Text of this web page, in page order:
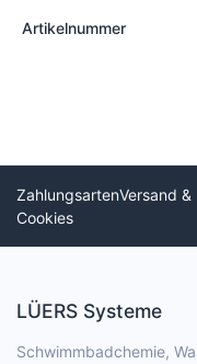
Artikelnummer
ZahlungsartenVersand
Cookies
LÜERS Systeme
Schwimmbadchemie,